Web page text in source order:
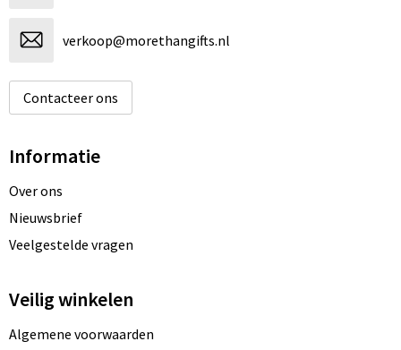
verkoop@morethangifts.nl
Contacteer ons
Informatie
Over ons
Nieuwsbrief
Veelgestelde vragen
Veilig winkelen
Algemene voorwaarden